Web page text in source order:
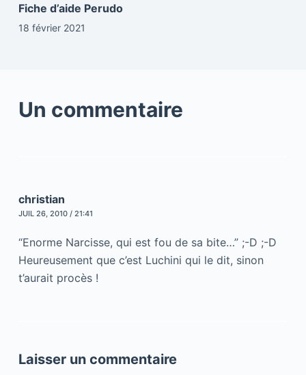
Fiche d’aide Perudo
18 février 2021
Un commentaire
christian
JUIL 26, 2010 / 21:41
“Enorme Narcisse, qui est fou de sa bite…” ;-D ;-D
Heureusement que c’est Luchini qui le dit, sinon
t’aurait procès !
Laisser un commentaire